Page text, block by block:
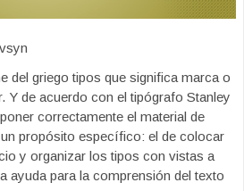
del griego tipos que significa marca o
Y de acuerdo con el tipógrafo Stanley
correctamente el material de
propósito específico: el de colocar
y organizar los tipos con vistas a
ayuda para la comprensión del texto